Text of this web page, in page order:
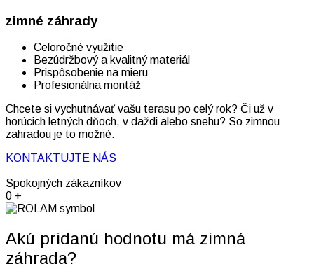
zimné záhrady
Celoročné využitie
Bezúdržbový a kvalitný materiál
Prispôsobenie na mieru
Profesionálna montáž
Chcete si vychutnávať vašu terasu po celý rok? Či už v
horúcich letných dňoch, v daždi alebo snehu? So zimnou
zahradou je to možné.
KONTAKTUJTE NÁS
Spokojných zákazníkov
0 +
Akú pridanú hodnotu má zimná
záhrada?